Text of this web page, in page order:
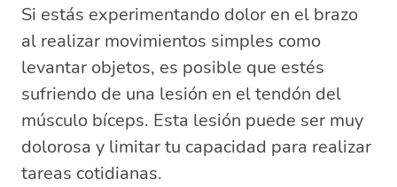
recuperación exitosa del tendón del bíceps
¿Sospechas una lesión en el tendón del
bíceps? Descubre cómo identificar los
síntomas
¿Cuánto tiempo se necesita para
recuperarse de una lesión en el tendón
del bíceps?
Romper el tendón del bíceps: causas,
Si estás experimentando dolor en el brazo
al realizar movimientos simples como
levantar objetos, es posible que estés
sufriendo de una lesión en el tendón del
músculo bíceps. Esta lesión puede ser muy
dolorosa y limitar tu capacidad para realizar
tareas cotidianas.